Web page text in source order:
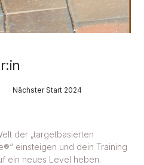
Nächster Start 2024
der „targetbasierten
®“ einsteigen und dein Training
ein neues Level heben.